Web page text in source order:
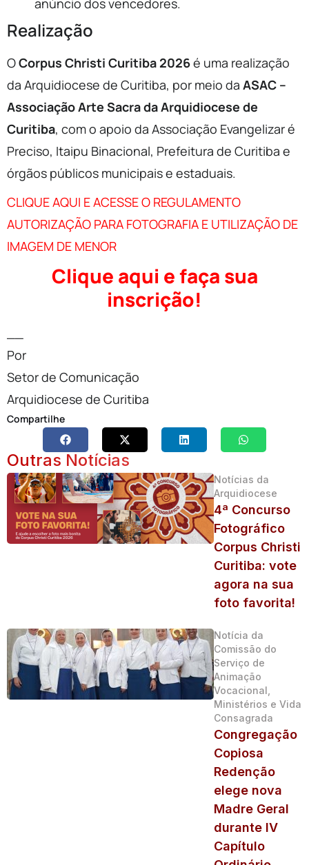
anúncio dos vencedores.
Realização
OCorpus Christi Curitiba 2026é uma realização
da Arquidiocese de Curitiba, por meio da ASAC –
Associação Arte Sacra da Arquidiocese de
Curitiba, com o apoio da Associação Evangelizar é
Preciso, Itaipu Binacional, Prefeitura de Curitiba e
órgãos públicos municipais e estaduais.
CLIQUE AQUI E ACESSE O REGULAMENTO
AUTORIZAÇÃO PARA FOTOGRAFIA E UTILIZAÇÃO DE
IMAGEM DE MENOR
Clique aqui e faça sua
inscrição!
Por
Setor de Comunicação
Arquidiocese de Curitiba
Compartilhe
Outras Notícias
Notícias da
Arquidiocese
4ª Concurso
Fotográfico
Corpus Christi
Curitiba: vote
agora na sua
foto favorita!
Notícia da
Comissão do
Serviço de
Animação
Vocacional,
Ministérios e Vida
Consagrada
Congregação
Copiosa
Redenção
elege nova
Madre Geral
durante IV
Capítulo